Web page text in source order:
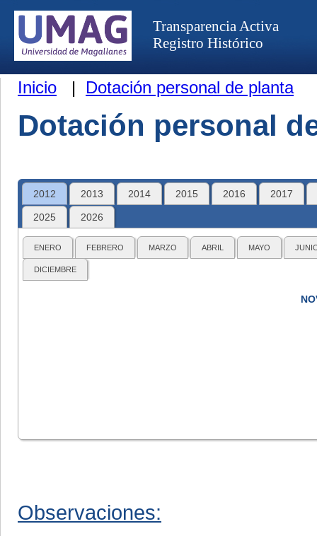
Transparencia Activa
Registro Histórico
Inicio | Dotación personal de planta
Dotación personal
2012 2013 2014 2015 2016 2017
2025 2026
ENERO FEBRERO MARZO ABRIL MAYO
DICIEMBRE
Observaciones: